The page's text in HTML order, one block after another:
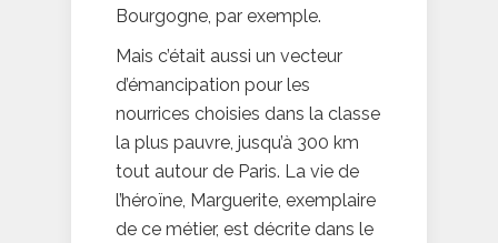
Bourgogne, par exemple.
Mais c’était aussi un vecteur
d’émancipation pour les
nourrices choisies dans la classe
la plus pauvre, jusqu’à 300 km
tout autour de Paris. La vie de
l’héroïne, Marguerite, exemplaire
de ce métier, est décrite dans le